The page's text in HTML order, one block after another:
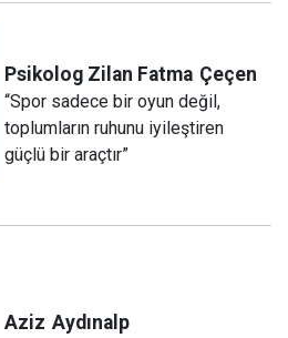
Psikolog Zilan Fatma Çeçen
“Spor sadece bir oyun değil,
toplumların ruhunu iyileştiren
güçlü bir araçtır”
Aziz Aydınalp